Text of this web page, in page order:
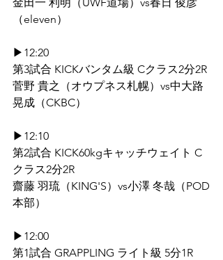
（eleven）
▶12:20
第3試合 KICKバンタム級 Cクラス2分2R
菅野 貴之（オウプネス札幌）vs中大路
晃成（CKBC）
▶12:10
第2試合 KICK60kgキャッチウェイト C
クラス2分2R
齋藤 羽琉（KING'S）vs小澤 冬哉（POD
本部）
▶12:00
第1試合 GRAPPLING ライト級 5分1R